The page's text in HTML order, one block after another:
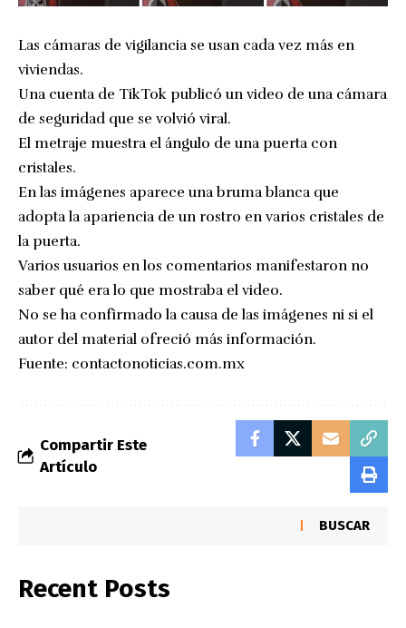
Las cámaras de vigilancia se usan cada vez más en
viviendas.
Una cuenta de TikTok publicó un video de una cámara
de seguridad que se volvió viral.
El metraje muestra el ángulo de una puerta con
cristales.
En las imágenes aparece una bruma blanca que
adopta la apariencia de un rostro en varios cristales de
la puerta.
Varios usuarios en los comentarios manifestaron no
saber qué era lo que mostraba el video.
No se ha confirmado la causa de las imágenes ni si el
autor del material ofreció más información.
Fuente: contactonoticias.com.mx
Compartir Este
Artículo
BUSCAR
Recent Posts